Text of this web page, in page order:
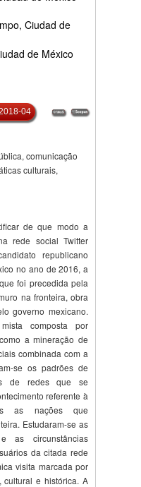
Ciudad de
de México
04
comunicação
culturais,
de que modo a
rede social Twitter
republicano
no ano de 2016, a
foi precedida pela
na fronteira, obra
governo mexicano.
composta por
a mineração de
combinada com a
se os padrões de
de redes que se
referente à
as nações que
Estudaram-se as
as circunstâncias
da citada rede
visita marcada por
cultural e histórica. A